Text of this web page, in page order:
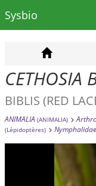
Sysbio
CETHOSIA
BIBLIS (RED
ANIMALIA (ANIMALIA)
(Lépidoptères) Nymphalidae